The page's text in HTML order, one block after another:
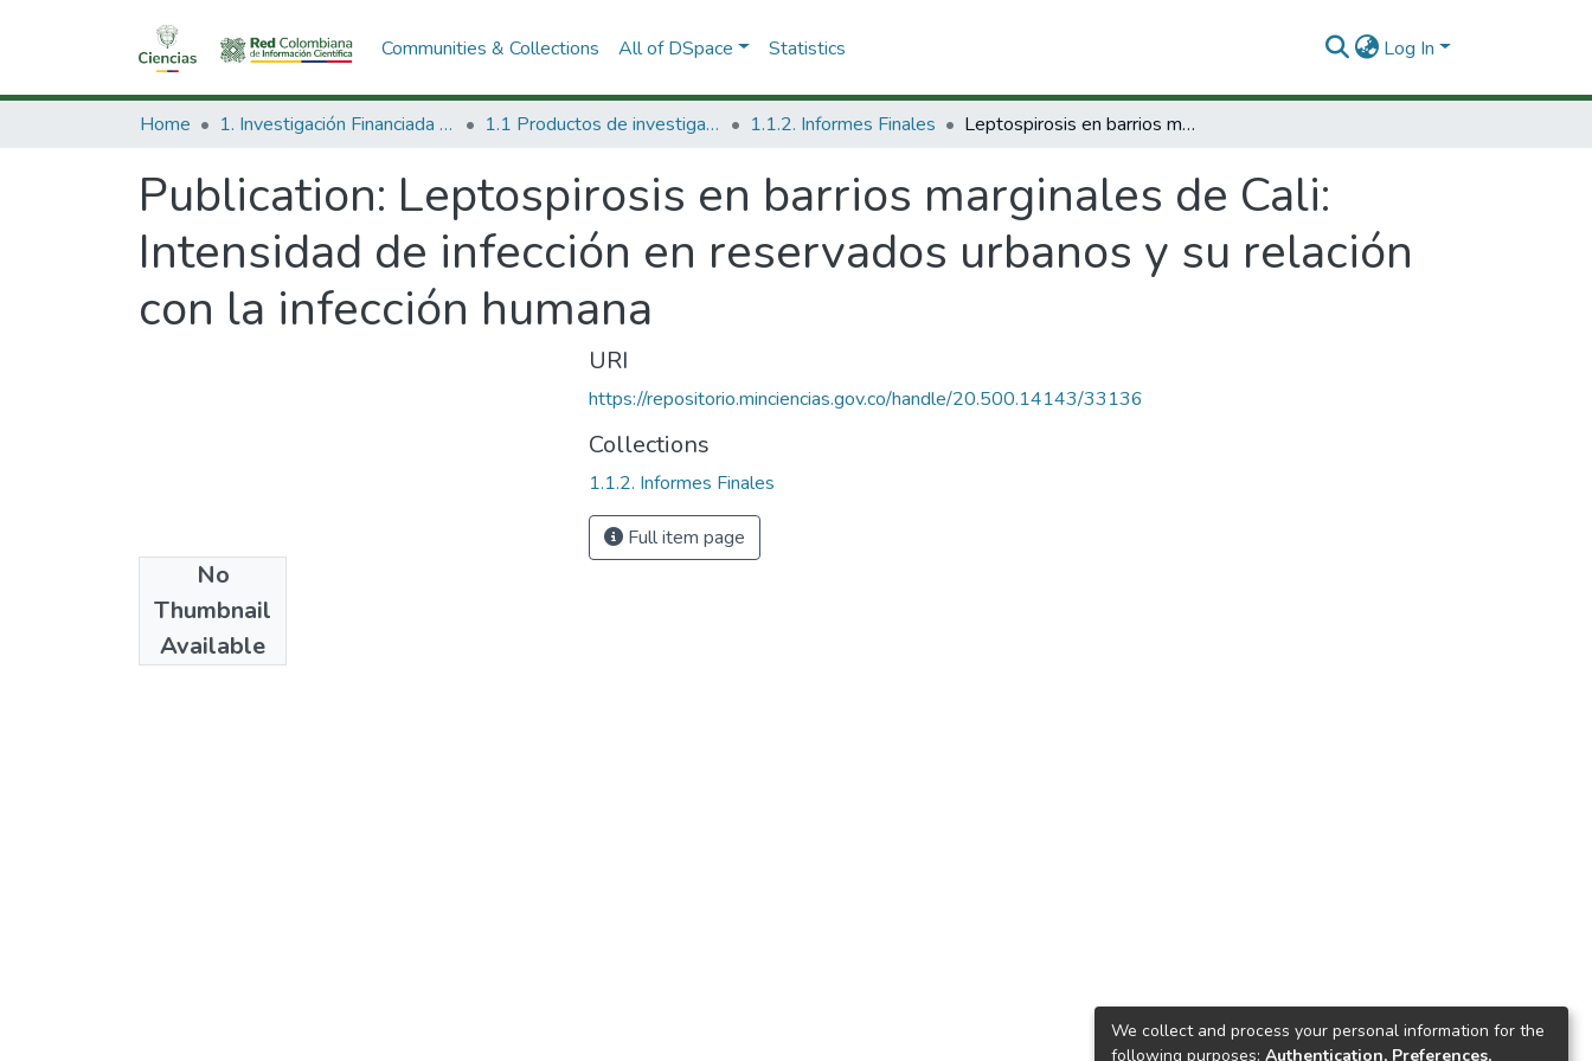
Communities & Collections All of DSpace Statistics Log In
Home 1. Investigación Financiada con Recursos Públicos 1.1 Productos de investigación 1.1.2. Informes Finales Leptospirosis en barrios marginales de Cali: Intensidad de infección en reservados urbanos y su relación con la infección humana
Publication: Leptospirosis en barrios marginales de Cali:
Intensidad de infección en reservados urbanos y su relación
con la infección humana
No
Thumbnail
Available
2003
URI
https://repositorio.minciencias.gov.co/handle/20.500.14143/33136
Collections
1.1.2. Informes Finales
Full item page
We collect and process your personal information for the
following purposes: Authentication, Preferences,